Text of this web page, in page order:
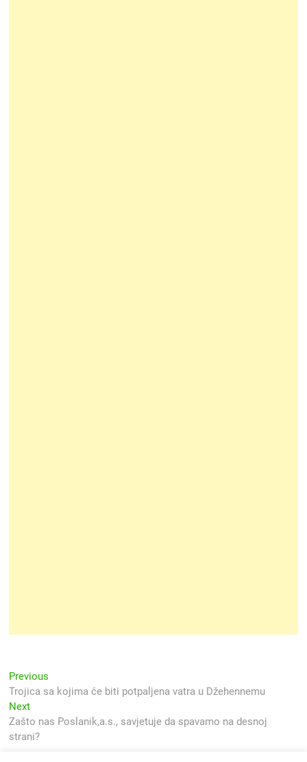
Navigacija
objava
Previous
post:
Trojica sa kojima će biti potpaljena vatra u Džehennemu
NextNext
post:
Zašto nas Poslanik,a.s., savjetuje da spavamo na desnoj
strani?